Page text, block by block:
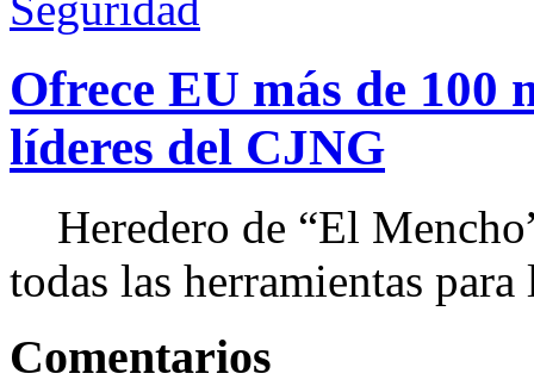
Ofrece EU más de 100
líderes del CJNG
Heredero de “El
todas las herramientas
Comentarios